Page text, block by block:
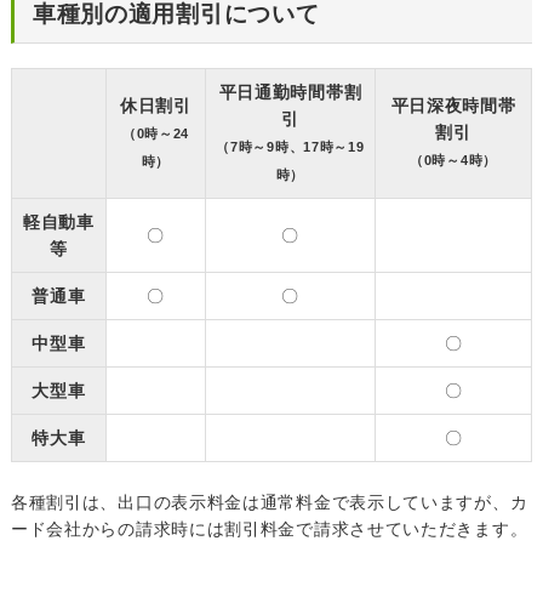
車種別の適用割引について
休日割引
（0時～24
時）
平日通勤時間帯割
引
（7時～9時、17時～19
時）
平日深夜時間帯
割引
（0時～4時）
軽自動車
等
〇 〇
普通車 〇 〇
中型車 〇
大型車 〇
特大車 〇
各種割引は、出口の表示料金は通常料金で表示していますが、カ
ード会社からの請求時には割引料金で請求させていただきます。